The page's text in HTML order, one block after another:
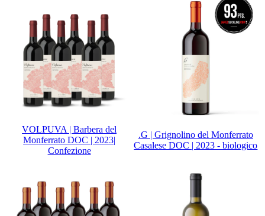
VOLPUVA | Barbera del
Monferrato DOC | 2023|
Confezione
.G | Grignolino del Monferrato
Casalese DOC | 2023 - biologico